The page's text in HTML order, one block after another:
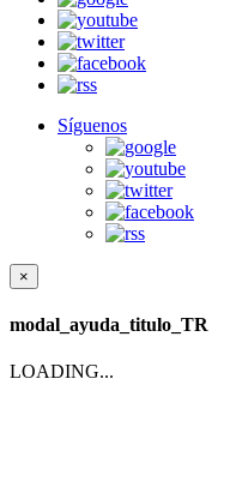
Síguenos
×
modal_ayuda_titulo_TR
LOADING...